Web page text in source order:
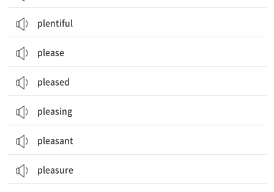
plentiful
please
pleased
pleasing
pleasant
pleasure